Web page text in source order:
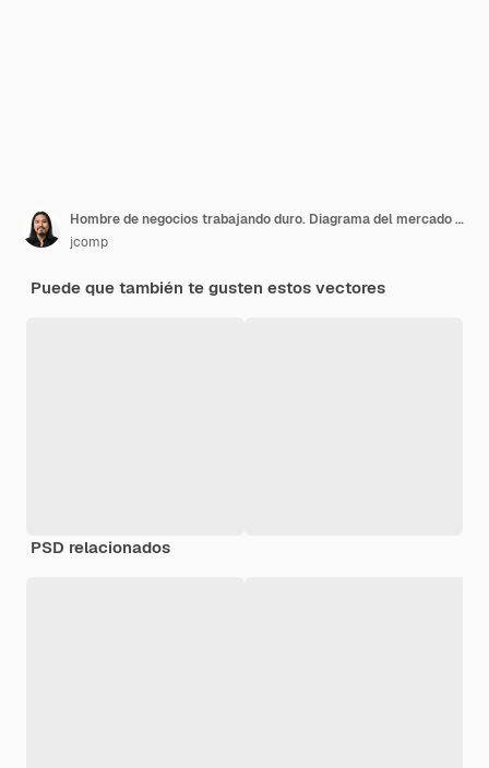
Hombre de negocios trabajando duro. Diagrama del mercado de comercio financiero bursátil. Diseño plano de ilustración vectorial.
jcomp
Puede que también te gusten estos vectores
PSD relacionados